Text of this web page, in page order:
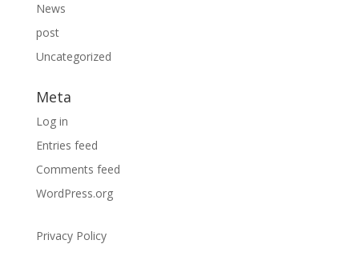
News
post
Uncategorized
Meta
Log in
Entries feed
Comments feed
WordPress.org
Privacy Policy